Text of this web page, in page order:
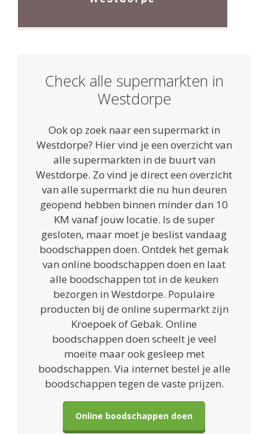
Check alle supermarkten in
Westdorpe
Ook op zoek naar een supermarkt in
Westdorpe? Hier vind je een overzicht van
alle supermarkten in de buurt van
Westdorpe. Zo vind je direct een overzicht
van alle supermarkt die nu hun deuren
geopend hebben binnen minder dan 10
KM vanaf jouw locatie. Is de super
gesloten, maar moet je beslist vandaag
boodschappen doen. Ontdek het gemak
van online boodschappen doen en laat
alle boodschappen tot in de keuken
bezorgen in Westdorpe. Populaire
producten bij de online supermarkt zijn
Kroepoek of Gebak. Online
boodschappen doen scheelt je veel
moeite maar ook gesleep met
boodschappen. Via internet bestel je alle
boodschappen tegen de vaste prijzen.
Online boodschappen doen